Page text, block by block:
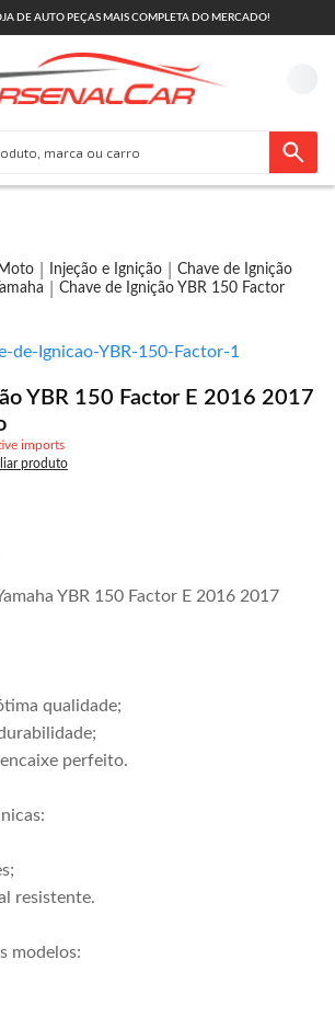
DE AUTO PEÇAS MAIS COMPLETA DO MERCADO!
Injeção e Ignição
Chave de Ignição
Chave de Ignição YBR 150 Factor
YBR 150 Factor E 2016 2017
imports
YBR 150 Factor E 2016 2017
qualidade;
perfeito.
resistente.
modelos: